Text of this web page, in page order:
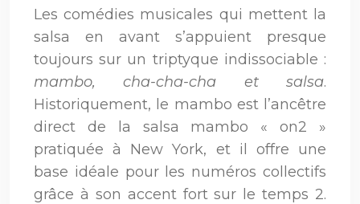
Les comédies musicales qui mettent la
salsa en avant s’appuient presque
toujours sur un triptyque indissociable :
mambo, cha-cha-cha et salsa.
Historiquement, le mambo est l’ancêtre
direct de la salsa mambo « on2 »
pratiquée à New York, et il offre une
base idéale pour les numéros collectifs
grâce à son accent fort sur le temps 2.